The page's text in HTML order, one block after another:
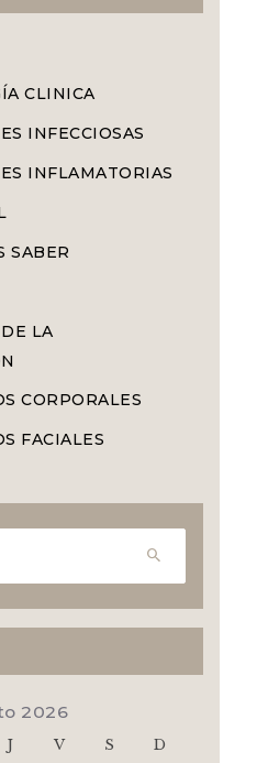
CLINICA
INFECCIOSAS
INFLAMATORIAS
SABER
LA
CORPORALES
FACIALES
2026
J V S
D